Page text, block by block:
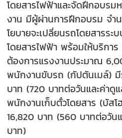
โดยสารไฟฟ้าและจัดฝึกอบร
งาน มีผู้ผ่านการฝึกอบรม จำ
โยบายจะเปลี่ยนรถโดยสารระ
โดยสารไฟฟ้า พร้อมให้บริก
ต้องการแรงงานประมาณ
พนักงานขับรถ (กัปตันเมล์) มี
บาท (720 บาทต่อวันและค่าดู
พนักงานเก็บตั๋วโดยสาร (บัสโ
16,820 บาท (560 บาทต่อวัน
บาท)